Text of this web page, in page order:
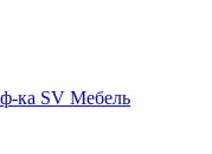
ка SV Мебель